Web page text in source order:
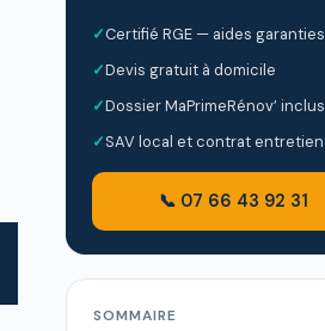
Certifié RGE — aides garanties
Devis gratuit à domicile
Dossier MaPrimeRénov’ inclus
SAV local et contrat entretien
📞 07 66 43 92 31
SOMMAIRE